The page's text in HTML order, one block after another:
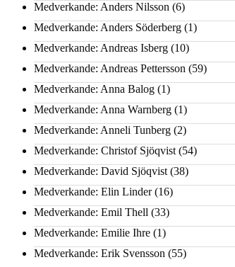
Medverkande: Anders Nilsson (6)
Medverkande: Anders Söderberg (1)
Medverkande: Andreas Isberg (10)
Medverkande: Andreas Pettersson (59)
Medverkande: Anna Balog (1)
Medverkande: Anna Warnberg (1)
Medverkande: Anneli Tunberg (2)
Medverkande: Christof Sjöqvist (54)
Medverkande: David Sjöqvist (38)
Medverkande: Elin Linder(16)
Medverkande: Emil Thell (33)
Medverkande: Emilie Ihre (1)
Medverkande: Erik Svensson (55)